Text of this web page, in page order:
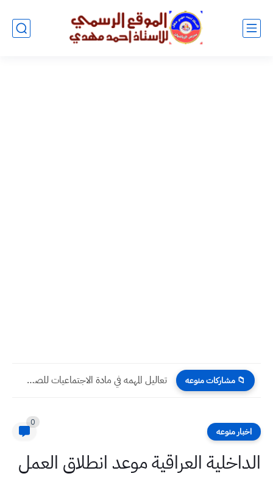
📁 مشاركات منوعه تعاليل المهمه في مادة الاجتماعيات للصف الثالث متوسط
اخبار منوعه
0
الداخلية العراقية موعد انطلاق العمل